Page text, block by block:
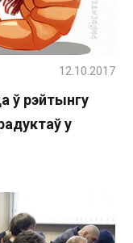
ў рэйтынгу
у
12.10.2017